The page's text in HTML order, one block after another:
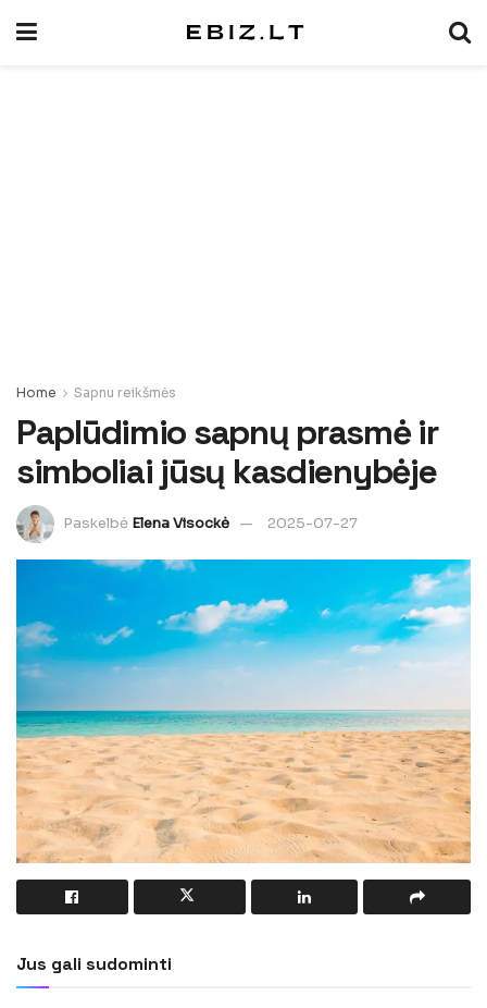
Home Sapnu reikšmės
Paplūdimio sapnų prasmė ir
simboliai jūsų kasdienybėje
Paskelbė Elena Visockė 2025-07-27
Jus gali sudominti